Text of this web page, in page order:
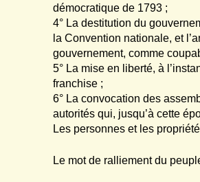
démocratique de 1793 ;
4° La destitution du
la Convention nationale, et
gouvernement, comme
5° La mise en liberté, à
franchise ;
6° La convocation des
autorités qui, jusqu’à cette
Les personnes et les
Le mot de ralliement du